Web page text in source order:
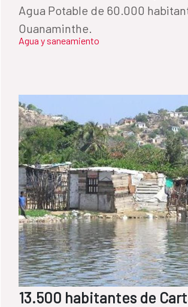
Agua Potable de 60.000
Ouanaminthe.
Agua y saneamiento
13.500 habitantes de